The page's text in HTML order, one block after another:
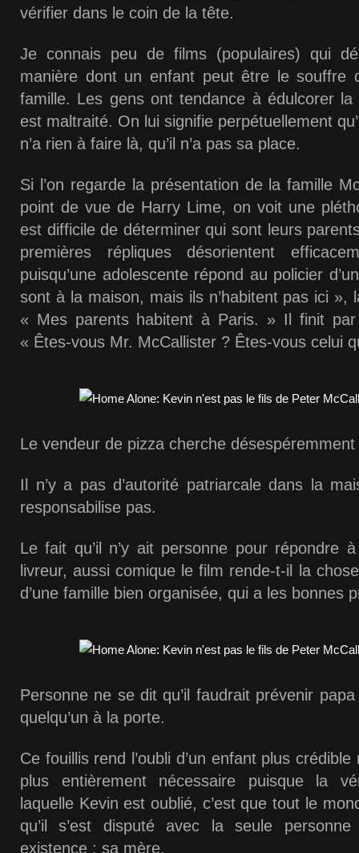
vérifier dans le coin de la tête.
Je connais peu de films (populaires) qui
manière dont un enfant peut être le souffre
famille. Les gens ont tendance à édulcorer la
est maltraité. On lui signifie perpétuellement
n’a rien à faire là, qu’il n’a pas sa place.
Si l’on regarde la présentation de la famille
point de vue de Harry Lime, on voit une
est difficile de déterminer qui sont leurs
premières répliques désorientent
puisqu’une adolescente répond au policier
sont à la maison, mais ils n’habitent pas ici »,
« Mes parents habitent à Paris. » Il finit
« Êtes-vous Mr. McCallister ? Êtes-vous celui
Le vendeur de pizza cherche
Il n’y a pas d’autorité patriarcale dans la
responsabilise pas.
Le fait qu’il n’y ait personne pour répondre
livreur, aussi comique le film rende-t-il la
d’une famille bien organisée, qui a les bonnes
Personne ne se dit qu’il faudrait prévenir
quelqu’un à la porte.
Ce fouillis rend l’oubli d’un enfant plus crédible
plus entièrement nécessaire puisque la
laquelle Kevin est oublié, c’est que tout le
qu’il s’est disputé avec la seule
existence : sa mère.